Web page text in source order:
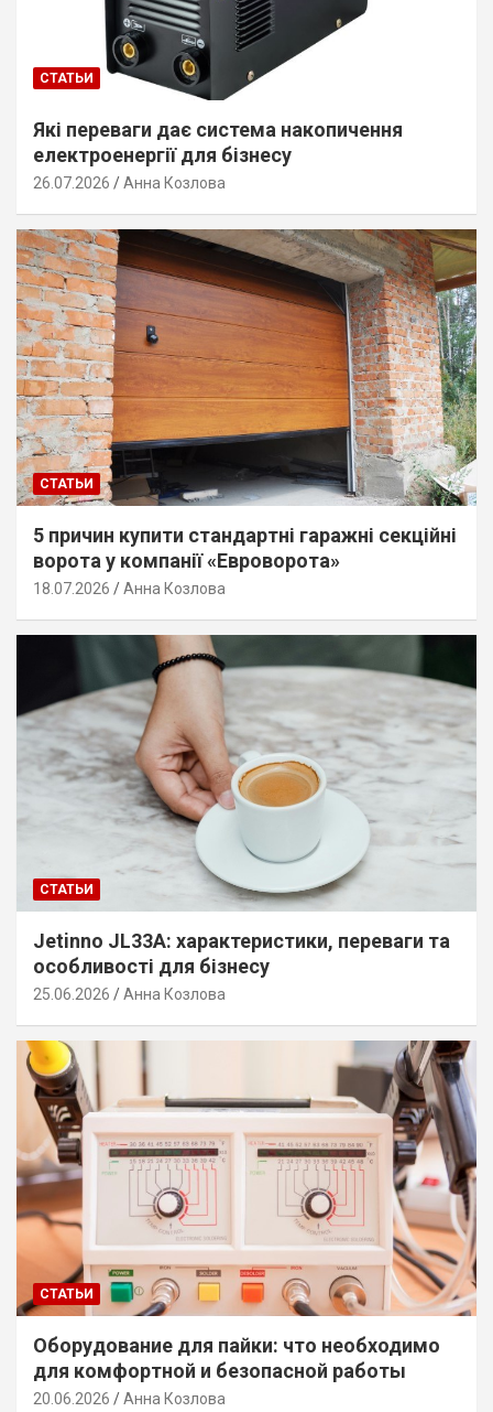
СТАТЬИ
Які переваги дає система накопичення
електроенергії для бізнесу
26.07.2026 Анна Козлова
СТАТЬИ
5 причин купити стандартні гаражні секційні
ворота у компанії «Евроворота»
18.07.2026 Анна Козлова
СТАТЬИ
Jetinno JL33A: характеристики, переваги та
особливості для бізнесу
25.06.2026 Анна Козлова
СТАТЬИ
Оборудование для пайки: что необходимо
для комфортной и безопасной работы
20.06.2026 Анна Козлова